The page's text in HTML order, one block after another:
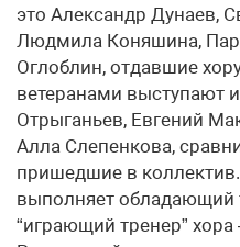
это Александр Дунаев,
Людмила Коняшина,
Оглоблин, отдавшие
ветеранами
Отрыганьев, Евгений
Алла Слепенкова,
пришедшие в
выполняет обладающий
“играющий тренер”